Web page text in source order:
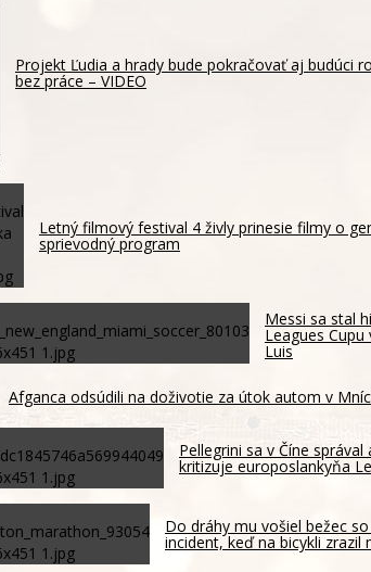
Projekt Ľudia a hrady bude pokračovať aj budúci
bez práce – VIDEO
Letný filmový festival 4 živly prinesie filmy o
sprievodný program
Messi sa stal
Leagues
Luis
Afganca odsúdili na doživotie za útok autom v
Pellegrini sa v Číne
kritizuje europoslankyňa
Do dráhy mu vošiel bežec
incident, keď na bicykli zrazil